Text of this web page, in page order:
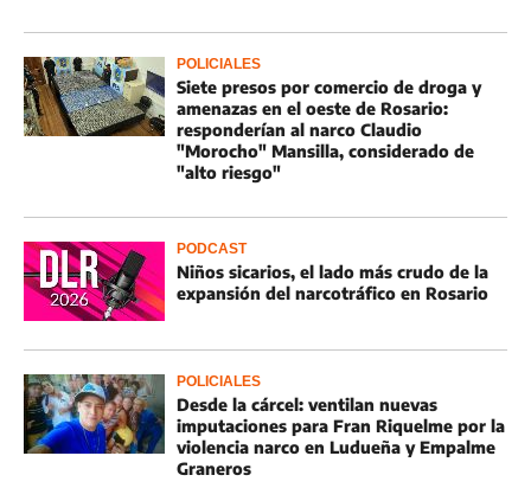
POLICIALES
Siete presos por comercio de droga y
amenazas en el oeste de Rosario:
responderían al narco Claudio
"Morocho" Mansilla, considerado de
"alto riesgo"
PODCAST
Niños sicarios, el lado más crudo de la
expansión del narcotráfico en Rosario
POLICIALES
Desde la cárcel: ventilan nuevas
imputaciones para Fran Riquelme por la
violencia narco en Ludueña y Empalme
Graneros